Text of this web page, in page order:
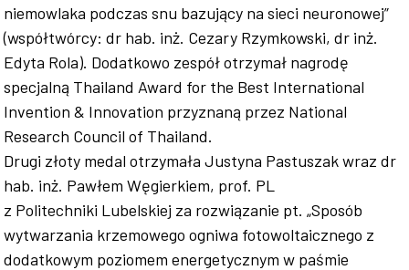
niemowlaka podczas snu bazujący na sieci neuronowej”
(współtwórcy: dr hab. inż. Cezary Rzymkowski, dr inż.
Edyta Rola). Dodatkowo zespół otrzymał nagrodę
specjalną Thailand Award for the Best International
Invention & Innovation przyznaną przez National
Research Council of Thailand.
Drugi złoty medal otrzymała Justyna Pastuszak wraz dr
hab. inż. Pawłem Węgierkiem, prof. PL
z Politechniki Lubelskiej za rozwiązanie pt. „Sposób
wytwarzania krzemowego ogniwa fotowoltaicznego z
dodatkowym poziomem energetycznym w paśmie